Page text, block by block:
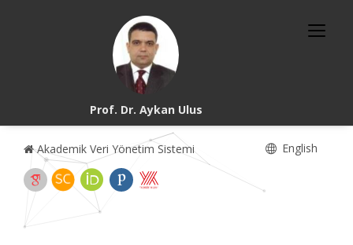
Prof. Dr. Aykan Ulus
Akademik Veri Yönetim Sistemi English